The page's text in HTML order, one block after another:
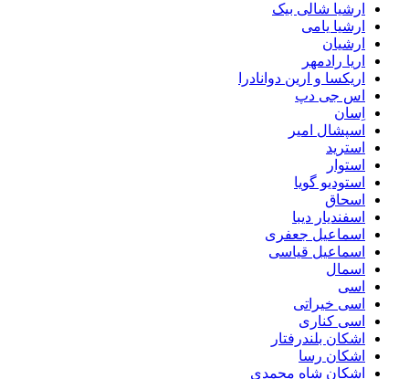
ارشیا شالی بیک
ارشیا یامی
ارشیان
اریا رادمهر
اریکسا و ارین دوانادرا
اس جی دپ
اِسان
اسپشال امیر
استرید
استوار
استودیو گویا
اسحاق
اسفندیار دیبا
اسماعیل جعفری
اسماعیل قیاسی
اسمال
اسی
اسی خیراتی
اسی کناری
اشکان بلندرفتار
اشکان رسا
اشکان شاه محمدی